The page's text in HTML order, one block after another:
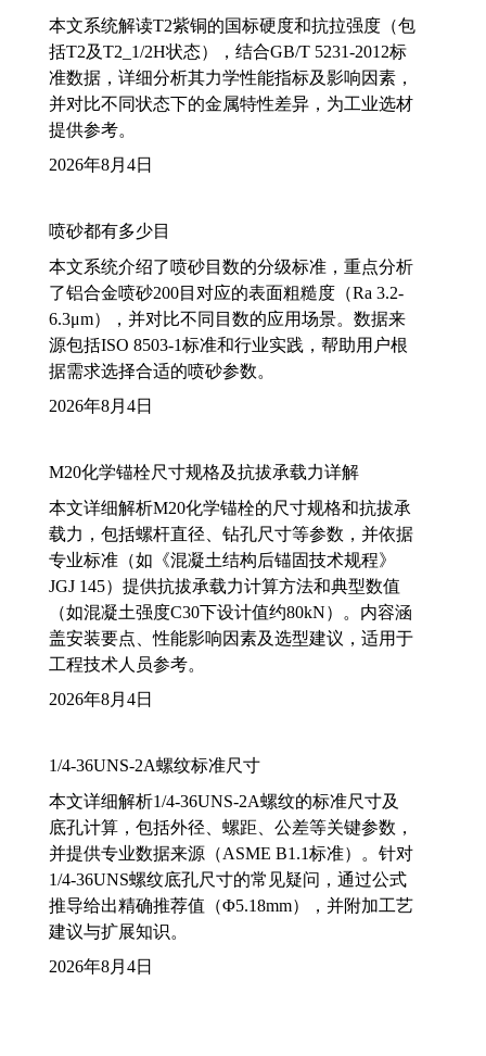
本文系统解读T2紫铜的国标硬度和抗拉强度（包
括T2及T2_1/2H状态），结合GB/T 5231-2012标
准数据，详细分析其力学性能指标及影响因素，
并对比不同状态下的金属特性差异，为工业选材
提供参考。
2026年8月4日
喷砂都有多少目
本文系统介绍了喷砂目数的分级标准，重点分析
了铝合金喷砂200目对应的表面粗糙度（Ra 3.2-
6.3μm），并对比不同目数的应用场景。数据来
源包括ISO 8503-1标准和行业实践，帮助用户根
据需求选择合适的喷砂参数。
2026年8月4日
M20化学锚栓尺寸规格及抗拔承载力详解
本文详细解析M20化学锚栓的尺寸规格和抗拔承
载力，包括螺杆直径、钻孔尺寸等参数，并依据
专业标准（如《混凝土结构后锚固技术规程》
JGJ 145）提供抗拔承载力计算方法和典型数值
（如混凝土强度C30下设计值约80kN）。内容涵
盖安装要点、性能影响因素及选型建议，适用于
工程技术人员参考。
2026年8月4日
1/4-36UNS-2A螺纹标准尺寸
本文详细解析1/4-36UNS-2A螺纹的标准尺寸及
底孔计算，包括外径、螺距、公差等关键参数，
并提供专业数据来源（ASME B1.1标准）。针对
1/4-36UNS螺纹底孔尺寸的常见疑问，通过公式
推导给出精确推荐值（Φ5.18mm），并附加工艺
建议与扩展知识。
2026年8月4日